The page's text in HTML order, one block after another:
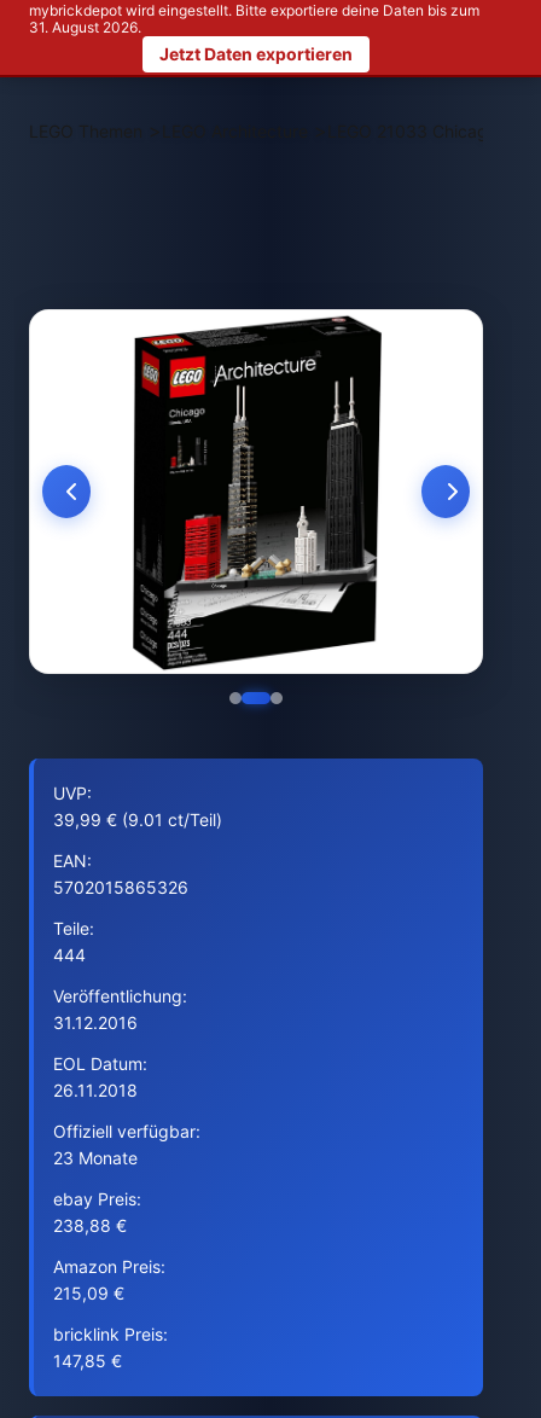
mybrickdepot wird eingestellt. Bitte exportiere deine Daten bis zum
31. August 2026.
Jetzt Daten exportieren
LEGO Themen > LEGO 21033 Chicago
UVP:
39,99 € (9.01 ct/Teil)
EAN:
5702015865326
Teile:
444
Veröffentlichung:
31.12.2016
EOL Datum:
26.11.2018
Offiziell verfügbar:
23 Monate
ebay Preis:
238,88 €
Amazon Preis:
215,09 €
bricklink Preis:
147,85 €